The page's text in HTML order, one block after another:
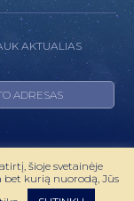
AKTUALIAS
SAUGOMOS
šioje svetainėje
kurią nuorodą, Jūs